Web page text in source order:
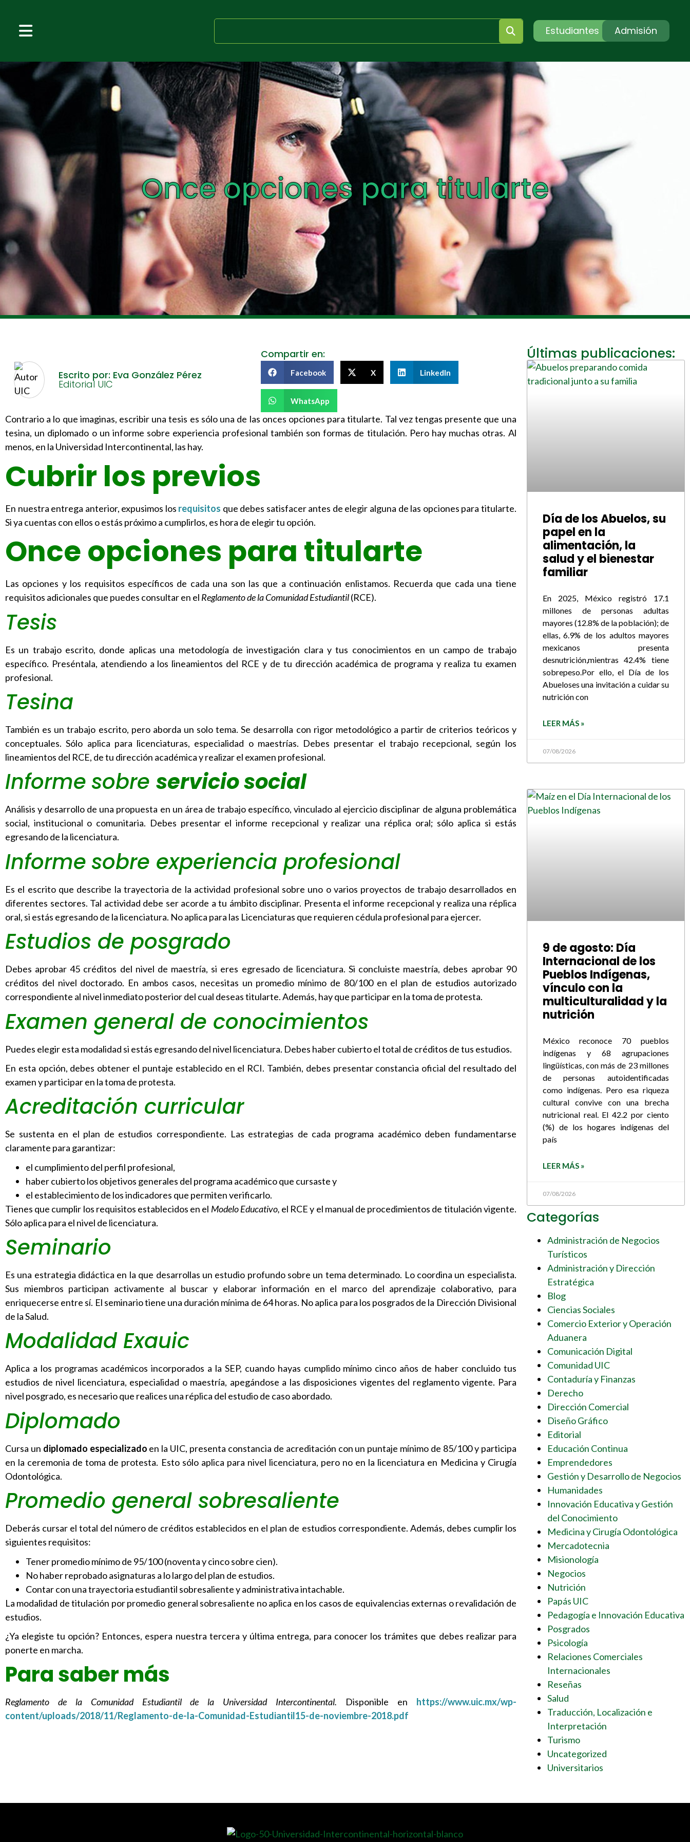
Estudiantes Admisión
Once opciones para titularte
Escrito por: Eva González Pérez
Editorial UIC
Compartir en:
Facebook X LinkedIn
WhatsApp
Contrario a lo que imaginas, escribir una tesis es sólo una de las onces opciones para titularte. Tal vez tengas presente que una
tesina, un diplomado o un informe sobre experiencia profesional también son formas de titulación. Pero hay muchas otras. Al
menos, en la Universidad Intercontinental, las hay.
Cubrir los previos
En nuestra entrega anterior, expusimos los requisitos que debes satisfacer antes de elegir alguna de las opciones para titularte.
Si ya cuentas con ellos o estás próximo a cumplirlos, es hora de elegir tu opción.
Once opciones para titularte
Las opciones y los requisitos específicos de cada una son las que a continuación enlistamos. Recuerda que cada una tiene
requisitos adicionales que puedes consultar en el Reglamento de la Comunidad Estudiantil(RCE).
Tesis
Es un trabajo escrito, donde aplicas una metodología de investigación clara y tus conocimientos en un campo de trabajo
específico. Preséntala, atendiendo a los lineamientos del RCE y de tu dirección académica de programa y realiza tu examen
profesional.
Tesina
También es un trabajo escrito, pero aborda un solo tema. Se desarrolla con rigor metodológico a partir de criterios teóricos y
conceptuales. Sólo aplica para licenciaturas, especialidad o maestrías. Debes presentar el trabajo recepcional, según los
lineamientos del RCE, de tu dirección académica y realizar el examen profesional.
Informesobre servicio social
Análisis y desarrollo de una propuesta en un área de trabajo específico, vinculado al ejercicio disciplinar de alguna problemática
social, institucional o comunitaria. Debes presentar el informe recepcional y realizar una réplica oral; sólo aplica si estás
egresando de la licenciatura.
Informesobre experiencia profesional
Es el escrito que describe la trayectoria de la actividad profesional sobre uno o varios proyectos de trabajo desarrollados en
diferentes sectores. Tal actividad debe ser acorde a tu ámbito disciplinar. Presenta el informe recepcional y realiza una réplica
oral, si estás egresando de la licenciatura. No aplica para las Licenciaturas que requieren cédula profesional para ejercer.
Estudios de posgrado
Debes aprobar 45 créditos del nivel de maestría, si eres egresado de licenciatura. Si concluiste maestría, debes aprobar 90
créditos del nivel doctorado. En ambos casos, necesitas un promedio mínimo de 80/100 en el plan de estudios autorizado
correspondiente al nivel inmediato posterior del cual deseas titularte. Además, hay que participar en la toma de protesta.
Examen general de conocimientos
Puedes elegir esta modalidad si estás egresando del nivel licenciatura. Debes haber cubierto el total de créditos de tus estudios.
En esta opción, debes obtener el puntaje establecido en el RCI. También, debes presentar constancia oficial del resultado del
examen y participar en la toma de protesta.
Acreditación curricular
Se sustenta en el plan de estudios correspondiente. Las estrategias de cada programa académico deben fundamentarse
claramente para garantizar:
el cumplimiento del perfil profesional,
haber cubierto los objetivos generales del programa académico que cursaste y
el establecimiento de los indicadores que permiten verificarlo.
Tienes que cumplir los requisitos establecidos en el Modelo Educativo, el RCE y el manual de procedimientos de titulación vigente.
Sólo aplica para el nivel de licenciatura.
Seminario
Es una estrategia didáctica en la que desarrollas un estudio profundo sobre un tema determinado. Lo coordina un especialista.
Sus miembros participan activamente al buscar y elaborar información en el marco del aprendizaje colaborativo, para
enriquecerse entre sí. El seminario tiene una duración mínima de 64 horas. No aplica para los posgrados de la Dirección Divisional
de la Salud.
Modalidad Exauic
Aplica a los programas académicos incorporados a la SEP, cuando hayas cumplido mínimo cinco años de haber concluido tus
estudios de nivel licenciatura, especialidad o maestría, apegándose a las disposiciones vigentes del reglamento vigente. Para
nivel posgrado, es necesario que realices una réplica del estudio de caso abordado.
Diplomado
Cursa un diplomado especializado en la UIC, presenta constancia de acreditación con un puntaje mínimo de 85/100 y participa
en la ceremonia de toma de protesta. Esto sólo aplica para nivel licenciatura, pero no en la licenciatura en Medicina y Cirugía
Odontológica.
Promedio general sobresaliente
Deberás cursar el total del número de créditos establecidos en el plan de estudios correspondiente. Además, debes cumplir los
siguientes requisitos:
Tener promedio mínimo de 95/100 (noventa y cinco sobre cien).
No haber reprobado asignaturas a lo largo del plan de estudios.
Contar con una trayectoria estudiantil sobresaliente y administrativa intachable.
La modalidad de titulación por promedio general sobresaliente no aplica en los casos de equivalencias externas o revalidación de
estudios.
¿Ya elegiste tu opción? Entonces, espera nuestra tercera y última entrega, para conocer los trámites que debes realizar para
ponerte en marcha.
Para saber más
Reglamento de la Comunidad Estudiantil de la Universidad Intercontinental. Disponible en https://www.uic.mx/wp-
content/uploads/2018/11/Reglamento-de-la-Comunidad-Estudiantil15-de-noviembre-2018.pdf
Últimas publicaciones:
Día de los Abuelos, su
papel en la
alimentación, la
salud y el bienestar
familiar
En 2025, México registró 17.1
millones de personas adultas
mayores (12.8% de la población); de
ellas, 6.9% de los adultos mayores
mexicanos presenta
desnutrición,mientras 42.4% tiene
sobrepeso.Por ello, el Día de los
Abueloses una invitación a cuidar su
nutrición con
LEER MÁS »
07/08/2026
9 de agosto: Día
Internacional de los
Pueblos Indígenas,
vínculo con la
multiculturalidad y la
nutrición
México reconoce 70 pueblos
indígenas y 68 agrupaciones
lingüísticas, con más de 23 millones
de personas autoidentificadas
como indígenas. Pero esa riqueza
cultural convive con una brecha
nutricional real. El 42.2 por ciento
(%) de los hogares indígenas del
país
LEER MÁS »
07/08/2026
Categorías
Administración de Negocios
Turísticos
Administración y Dirección
Estratégica
Blog
Ciencias Sociales
Comercio Exterior y Operación
Aduanera
Comunicación Digital
Comunidad UIC
Contaduría y Finanzas
Derecho
Dirección Comercial
Diseño Gráfico
Editorial
Educación Continua
Emprendedores
Gestión y Desarrollo de Negocios
Humanidades
Innovación Educativa y Gestión
del Conocimiento
Medicina y Cirugía Odontológica
Mercadotecnia
Misionología
Negocios
Nutrición
Papás UIC
Pedagogía e Innovación Educativa
Posgrados
Psicología
Relaciones Comerciales
Internacionales
Reseñas
Salud
Traducción, Localización e
Interpretación
Turismo
Uncategorized
Universitarios